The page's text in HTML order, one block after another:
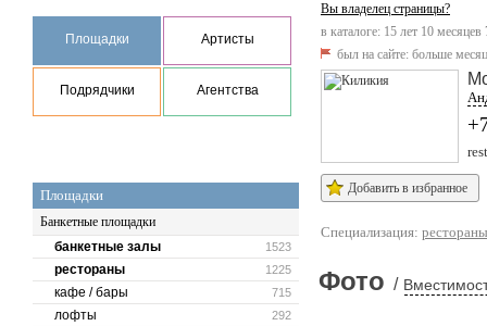
Площадки Артисты
Подрядчики Агентства
Площадки
Банкетные площадки
1523
банкетные залы
1225
рестораны
715
кафе / бары
292
лофты
Вы владелец страницы?
в каталоге: 15 лет 10 месяцев
был на сайте: больше
Добавить в избранное
Специализация: рестораны
Фото /